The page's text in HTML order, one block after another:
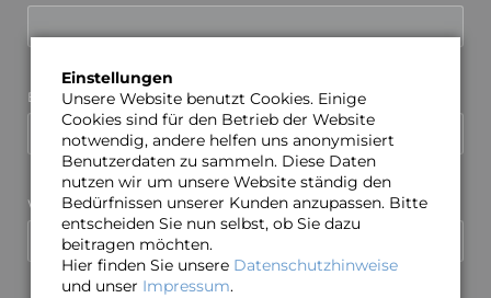
Pflichtfeld
E-Mail (wird nicht veröffentlicht)*
Webseite
Einstellungen
Unsere Website benutzt Cookies. Einige
Cookies sind für den Betrieb der Website
notwendig, andere helfen uns anonymisiert
Benutzerdaten zu sammeln. Diese Daten
nutzen wir um unsere Website ständig den
Bedürfnissen unserer Kunden anzupassen. Bitte
entscheiden Sie nun selbst, ob Sie dazu
beitragen möchten.
Hier finden Sie unsere Datenschutzhinweise
und unser Impressum.